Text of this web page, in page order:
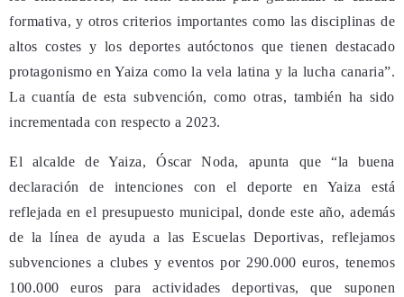
formativa, y otros criterios importantes como las disciplinas de
altos costes y los deportes autóctonos que tienen destacado
protagonismo en Yaiza como la vela latina y la lucha canaria”.
La cuantía de esta subvención, como otras, también ha sido
incrementada con respecto a 2023.
El alcalde de Yaiza, Óscar Noda, apunta que “la buena
declaración de intenciones con el deporte en Yaiza está
reflejada en el presupuesto municipal, donde este año, además
de la línea de ayuda a las Escuelas Deportivas, reflejamos
subvenciones a clubes y eventos por 290.000 euros, tenemos
100.000 euros para actividades deportivas, que suponen